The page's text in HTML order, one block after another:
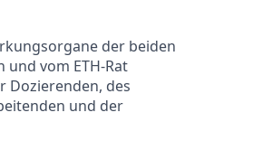
der bei­den
und vom ETH-Rat
Dozierenden, des
und der